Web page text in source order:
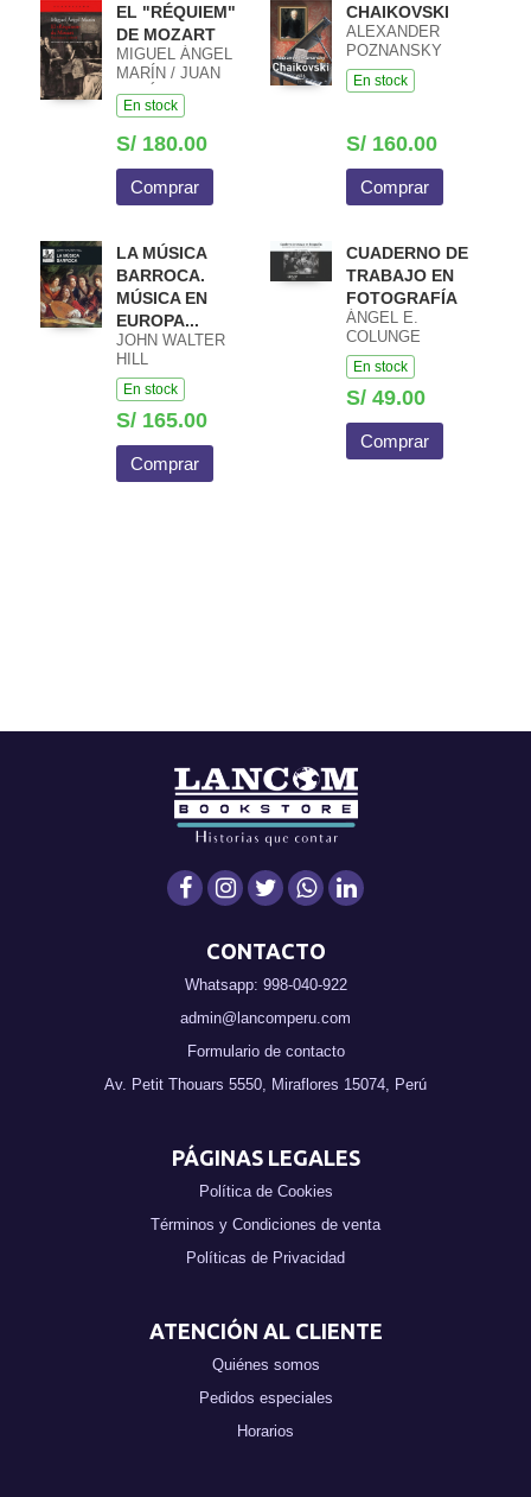
EL "RÉQUIEM"
DE MOZART
MIGUEL ÁNGEL
MARÍN / JUAN
JOSÉ
CARRERAS
En stock
S/ 180.00
Comprar
CHAIKOVSKI
ALEXANDER
POZNANSKY
En stock
S/ 160.00
Comprar
LA MÚSICA
BARROCA.
MÚSICA EN
EUROPA...
JOHN WALTER
HILL
En stock
S/ 165.00
Comprar
CUADERNO DE
TRABAJO EN
FOTOGRAFÍA
ÁNGEL E.
COLUNGE
En stock
S/ 49.00
Comprar
CONTACTO
Whatsapp: 998-040-922
admin@lancomperu.com
Formulario de contacto
Av. Petit Thouars 5550, Miraflores 15074, Perú
PÁGINAS LEGALES
Política de Cookies
Términos y Condiciones de venta
Políticas de Privacidad
ATENCIÓN AL CLIENTE
Quiénes somos
Pedidos especiales
Horarios